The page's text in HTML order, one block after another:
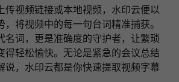
传视频链接或本地视频，水印云便以
将视频中的每一句台词精准捕获。
名词，更是准确度的守护者，让繁琐
得轻松愉快。无论是紧急的会议总结
说，水印云都是你快速提取视频字幕